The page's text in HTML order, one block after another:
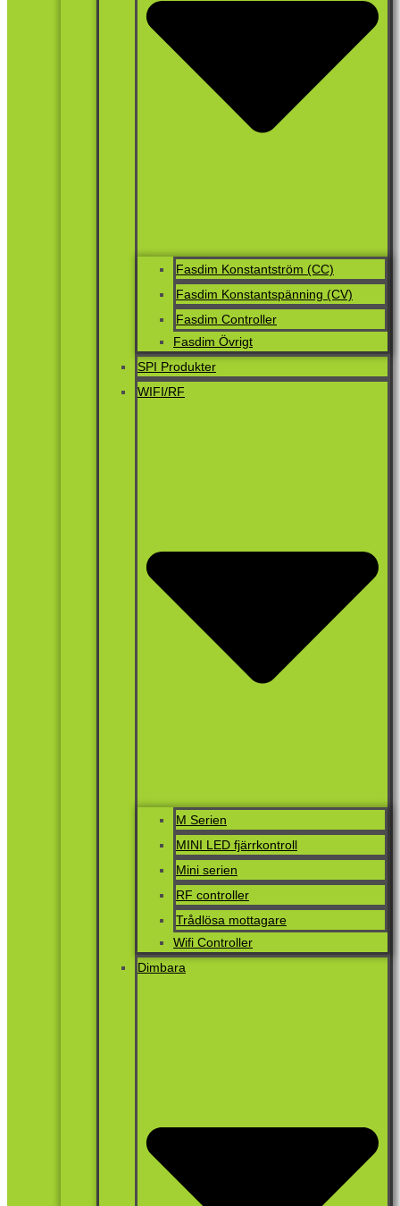
Fasdim Konstantström (CC)
Fasdim Konstantspänning (CV)
Fasdim Controller
Fasdim Övrigt
SPI Produkter
WIFI/RF
M Serien
MINI LED fjärrkontroll
Mini serien
RF controller
Trådlösa mottagare
Wifi Controller
Dimbara